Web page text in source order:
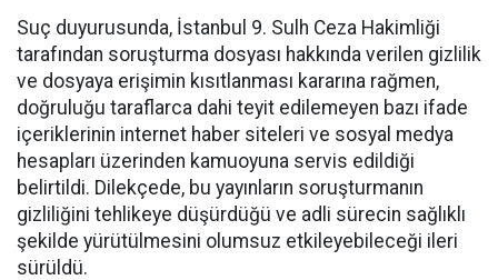
Suç duyurusunda, İstanbul 9. Sulh Ceza Hakimliği
tarafından soruşturma dosyası hakkında verilen gizlilik
ve dosyaya erişimin kısıtlanması kararına rağmen,
doğruluğu taraflarca dahi teyit edilemeyen bazı ifade
içeriklerinin internet haber siteleri ve sosyal medya
hesapları üzerinden kamuoyuna servis edildiği
belirtildi. Dilekçede, bu yayınların soruşturmanın
gizliliğini tehlikeye düşürdüğü ve adli sürecin sağlıklı
şekilde yürütülmesini olumsuz etkileyebileceği ileri
sürüldü.